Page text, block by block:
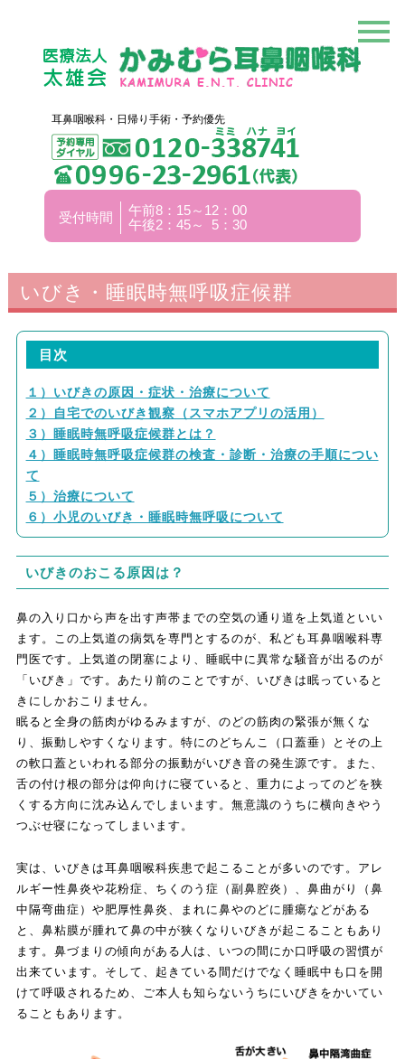
耳鼻咽喉科・日帰り手術・予約優先
受付時間
午前8：15～12：00
午後2：45～ 5：30
いびき・睡眠時無呼吸症候群
目次
１）いびきの原因・症状・治療について
２）自宅でのいびき観察（スマホアプリの活用）
３）睡眠時無呼吸症候群とは？
４）睡眠時無呼吸症候群の検査・診断・治療の手順につい
て
５）治療について
６）小児のいびき・睡眠時無呼吸について
いびきのおこる原因は？
鼻の入り口から声を出す声帯までの空気の通り道を上気道といい
ます。この上気道の病気を専門とするのが、私ども耳鼻咽喉科専
門医です。上気道の閉塞により、睡眠中に異常な騒音が出るのが
「いびき」です。あたり前のことですが、いびきは眠っていると
きにしかおこりません。
眠ると全身の筋肉がゆるみますが、のどの筋肉の緊張が無くな
り、振動しやすくなります。特にのどちんこ（口蓋垂）とその上
の軟口蓋といわれる部分の振動がいびき音の発生源です。また、
舌の付け根の部分は仰向けに寝ていると、重力によってのどを狭
くする方向に沈み込んでしまいます。無意識のうちに横向きやう
つぶせ寝になってしまいます。
実は、いびきは耳鼻咽喉科疾患で起こることが多いのです。アレ
ルギー性鼻炎や花粉症、ちくのう症（副鼻腔炎）、鼻曲がり（鼻
中隔弯曲症）や肥厚性鼻炎、まれに鼻やのどに腫瘍などがある
と、鼻粘膜が腫れて鼻の中が狭くなりいびきが起こることもあり
ます。鼻づまりの傾向がある人は、いつの間にか口呼吸の習慣が
出来ています。そして、起きている間だけでなく睡眠中も口を開
けて呼吸されるため、ご本人も知らないうちにいびきをかいてい
ることもあります。